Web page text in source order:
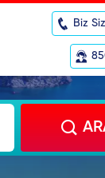
Biz